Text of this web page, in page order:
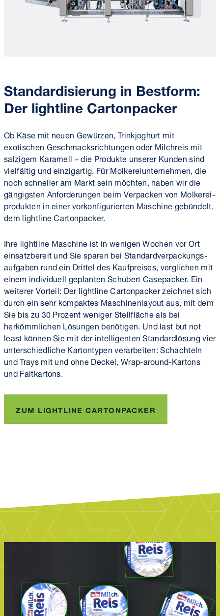
Standard­isierung in Bestform:
Der lightline Cartonpacker
Ob Käse mit neuen Gewürzen, Trink­joghurt mit
exotischen Geschmacks­richtungen oder Milch­reis mit
salzigem Karamell – die Produkte unserer Kunden sind
vielfältig und einzigartig. Für Molkerei­unternehmen, die
noch schneller am Markt sein möchten, haben wir die
gängigsten Anforderungen beim Verpacken von Molkerei­
produkten in einer vorkonfigurierten Maschine gebündelt,
dem lightline Cartonpacker.
Ihre lightline Maschine ist in wenigen Wochen vor Ort
einsatzbereit und Sie sparen bei Standard­verpackungs­
aufgaben rund ein Drittel des Kaufpreises, verglichen mit
einem individuell geplanten Schubert Casepacker. Ein
weiterer Vorteil: Der lightline Cartonpacker zeichnet sich
durch ein sehr kompaktes Maschinen­layout aus, mit dem
Sie bis zu 30 Prozent weniger Stellfläche als bei
herkömm­lichen Lösungen benötigen. Und last but not
least können Sie mit der intelligenten Standard­lösung vier
unterschiedliche Karton­typen verarbeiten: Schachteln
und Trays mit und ohne Deckel, Wrap-around-Kartons
und Faltkartons.
ZUM LIGHTLINE CARTONPACKER